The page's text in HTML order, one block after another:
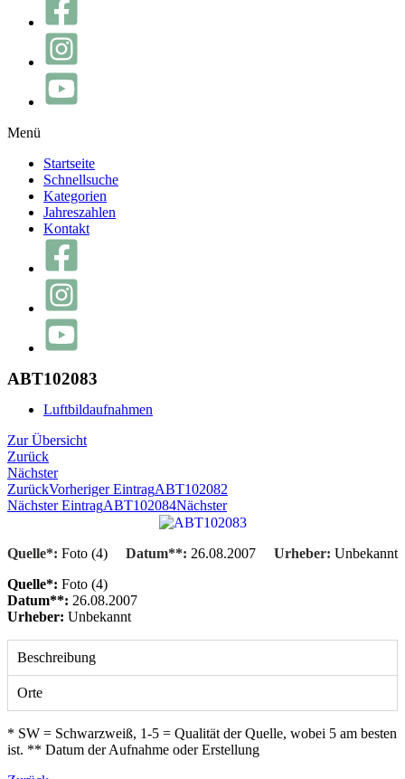
Menü
Startseite
Schnellsuche
Kategorien
Jahreszahlen
Kontakt
ABT102083
Luftbildaufnahmen
Zur Übersicht
Zurück
Nächster
ZurückVorheriger EintragABT102082
Nächster EintragABT102084Nächster
Quelle*: Foto (4) Datum**: 26.08.2007 Urheber: Unbekannt
Quelle*: Foto (4)
Datum**: 26.08.2007
Urheber: Unbekannt
Beschreibung
Orte
* SW = Schwarzweiß, 1-5 = Qualität der Quelle, wobei 5 am besten
ist. ** Datum der Aufnahme oder Erstellung